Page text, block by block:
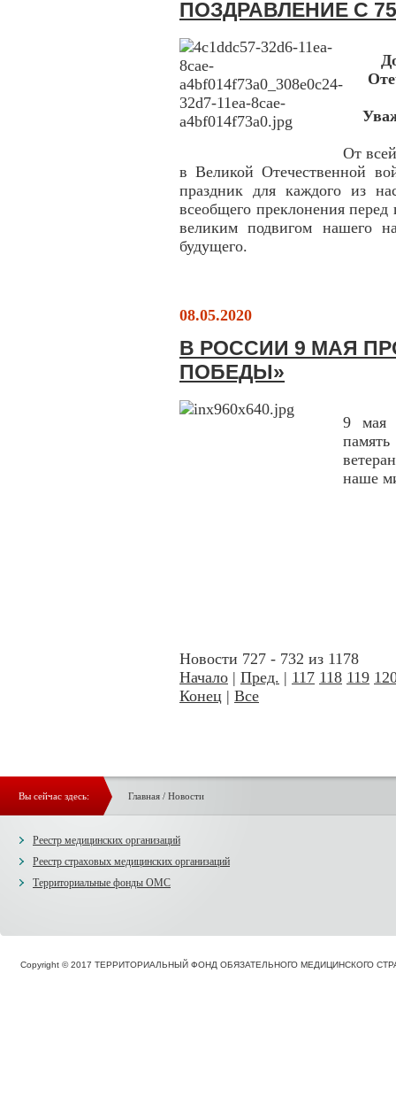
ПОЗДРАВЛЕНИЕ С
От
в Великой Отечественной
праздник для каждого из
всеобщего преклонения перед
великим подвигом нашего
будущего.
08.05.2020
В РОССИИ 9 МАЯ
ПОБЕДЫ»
9 мая
наше
Новости 727 - 732 из 1178
Начало | Пред. | 117 118 119
Конец | Все
Вы сейчас здесь: Главная/ Новости
Реестр медицинских организаций
Реестр страховых медицинских организаций
Территориальные фонды ОМС
Copyright © 2017 ТЕРРИТОРИАЛЬНЫЙ ФОНД ОБЯЗАТЕЛЬНОГО МЕДИЦИНСКОГО